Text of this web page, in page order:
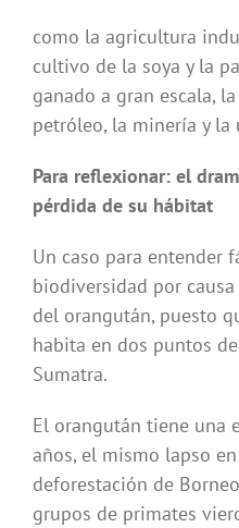
como la agricultura
cultivo de la soya y la
ganado a gran escala,
petróleo, la minería y la
Para reflexionar: el
pérdida de su hábitat
Un caso para entender
biodiversidad por
del orangután, puesto
habita en dos puntos
Sumatra.
El orangután tiene una
años, el mismo lapso
deforestación de
grupos de primates